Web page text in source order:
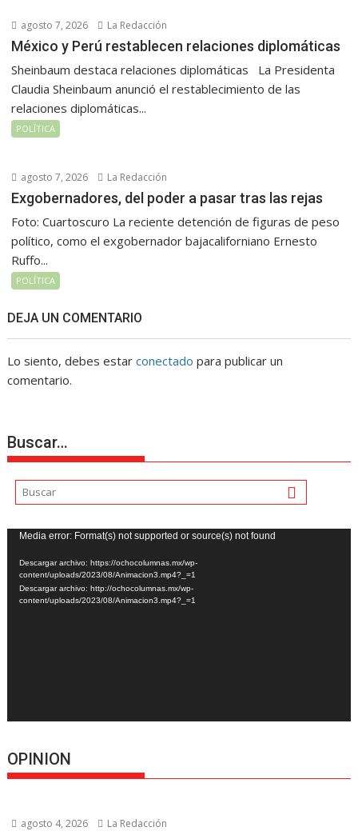
agosto 7, 2026 La Redacción
México y Perú restablecen relaciones diplomáticas
Sheinbaum destaca relaciones diplomáticas La Presidenta
Claudia Sheinbaum anunció el restablecimiento de las
relaciones diplomáticas...
POLÍTICA
agosto 7, 2026 La Redacción
Exgobernadores, del poder a pasar tras las rejas
Foto: Cuartoscuro La reciente detención de figuras de peso
político, como el exgobernador bajacaliforniano Ernesto
Ruffo...
POLÍTICA
DEJA UN COMENTARIO
Lo siento, debes estarconectado para publicar un
comentario.
Buscar…
Reproductor
de
vídeo
Media error: Format(s) not supported or source(s) not found
Descargar archivo: https://ochocolumnas.mx/wp-
content/uploads/2023/08/Animacion3.mp4?_=1
Descargar archivo: http://ochocolumnas.mx/wp-
content/uploads/2023/08/Animacion3.mp4?_=1
OPINION
agosto 4, 2026 La Redacción